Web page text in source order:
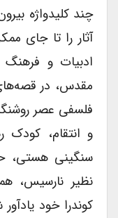
چند کلیدواژه
آثار را تا جای
ادبیات و فرهنگ
مقدس، در قصه‌های
فلسفی عصر
و انتقام، کودک
سنگینی هستی،
نظیر نارسیس،
کوندرا خود